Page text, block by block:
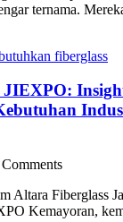
ternama.
Altara Fiberglass
Kemayoran,